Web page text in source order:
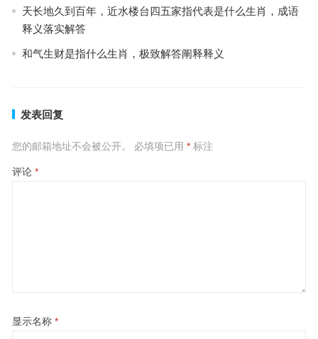
天长地久到百年，近水楼台四五家指代表是什么生肖，成语
释义落实解答
和气生财是指什么生肖，极致解答阐释释义
发表回复
您的邮箱地址不会被公开。 必填项已用 *标注
评论 *
显示名称 *